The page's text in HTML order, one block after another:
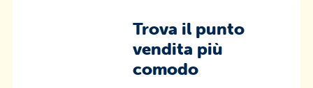
Trova il punto
vendita più
comodo